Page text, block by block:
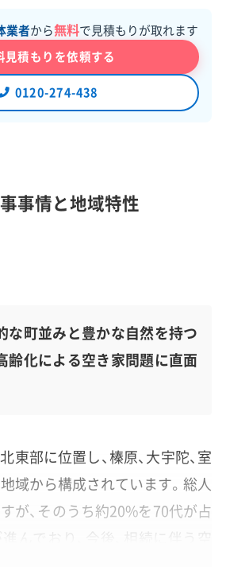
業者から無料で見積もりが取れます
見積もりを依頼する
0120-274-438
事情と地域特性
な町並みと豊かな自然を持つ
齢化による空き家問題に直面
東部に位置し、榛原、大宇陀、室
域から構成されています。総人
が、そのうち約20%を70代が占
んでおり、今後、相続に伴う空